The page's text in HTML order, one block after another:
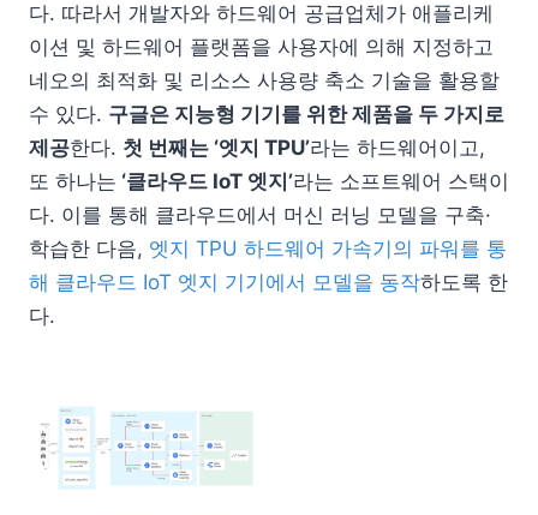
다. 따라서 개발자와 하드웨어 공급업체가 애플리케
이션 및 하드웨어 플랫폼을 사용자에 의해 지정하고
네오의 최적화 및 리소스 사용량 축소 기술을 활용할
수 있다. 구글은 지능형 기기를 위한 제품을 두 가지로
제공한다. 첫 번째는 ‘엣지 TPU’라는 하드웨어이고,
또 하나는 ‘클라우드 IoT 엣지’라는 소프트웨어 스택이
다. 이를 통해 클라우드에서 머신 러닝 모델을 구축·
학습한 다음, 엣지 TPU 하드웨어 가속기의 파워를 통
해 클라우드 IoT 엣지 기기에서 모델을 동작하도록 한
다.